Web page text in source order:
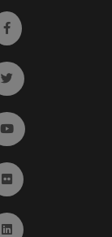
Ir a facebook (abre
Ir a twitter (abre
Ir a YouTube
Ir a Flickr (abre en
Ir a Linkedin (abre